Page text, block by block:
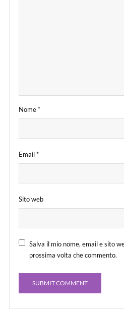
Nome*
Email*
Sito web
Salva il mio nome, email e sito
prossima volta che commento.